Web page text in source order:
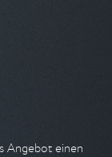
Angebot einen